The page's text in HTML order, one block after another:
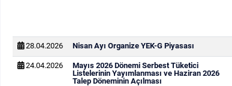
28.04.2026 Nisan Ayı Organize YEK-G Piyasası
24.04.2026
Mayıs 2026 Dönemi Serbest Tüketici
Listelerinin Yayımlanması ve Haziran 2026
Talep Döneminin Açılması